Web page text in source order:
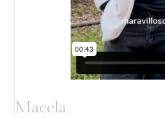
Macela